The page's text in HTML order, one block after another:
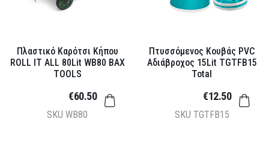
Πλαστικό Καρότσι Κήπου
ROLL IT ALL 80Lit WB80 BAX
TOOLS
SKU WB80
€60.50
Πτυσσόμενος Κουβάς PVC
Αδιάβροχος 15Lit TGTFB15
Total
SKU TGTFB15
€12.50